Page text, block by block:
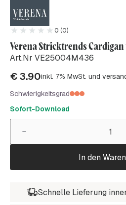
0 (0)
Verena Stricktrends
Art.Nr VE25004M436
€3.90inkl. 7% MwSt. und
Schwierigkeitsgrad
Sofort-Download
In den
Schnelle Lieferung